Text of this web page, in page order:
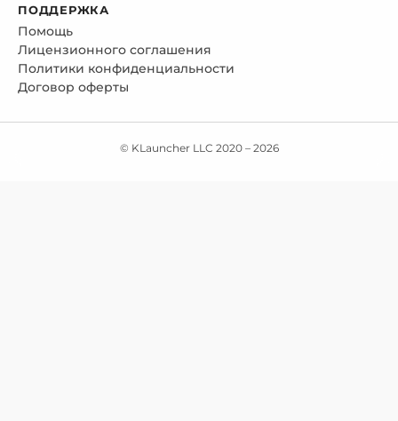
ПОДДЕРЖКА
Помощь
Лицензионного соглашения
Политики конфиденциальности
Договор оферты
© KLauncher LLC 2020 – 2026